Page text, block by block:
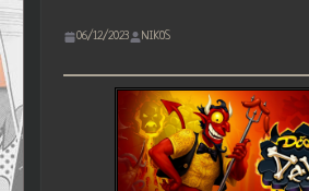
06/12/2023 NIKOS